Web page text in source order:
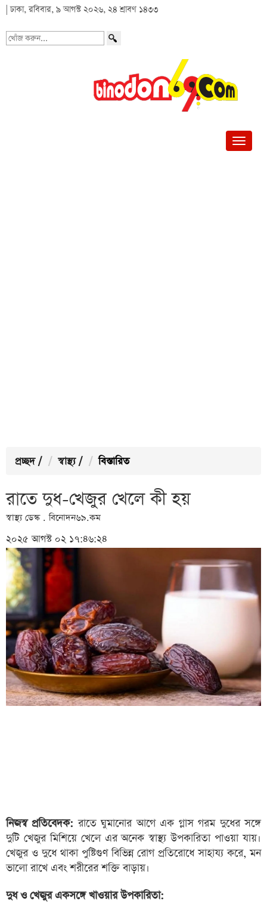
| ঢাকা, রবিবার, ৯ আগস্ট ২০২৬, ২৪ শ্রাবণ ১৪৩৩
খোঁজ
প্রচ্ছদ / স্বাস্থ্য / বিস্তারিত
রাতে দুধ-খেজুর খেলে কী হয়
স্বাস্থ্য ডেস্ক . বিনোদন৬৯.কম
২০২৫ আগস্ট ০২ ১৭:৪৬:২৪
নিজস্ব প্রতিবেদক: রাতে ঘুমানোর আগে এক গ্লাস গরম দুধের সঙ্গে
দুটি খেজুর মিশিয়ে খেলে এর অনেক স্বাস্থ্য উপকারিতা পাওয়া যায়।
খেজুর ও দুধে থাকা পুষ্টিগুণ বিভিন্ন রোগ প্রতিরোধে সাহায্য করে, মন
ভালো রাখে এবং শরীরের শক্তি বাড়ায়।
দুধ ও খেজুর একসঙ্গে খাওয়ার উপকারিতা: